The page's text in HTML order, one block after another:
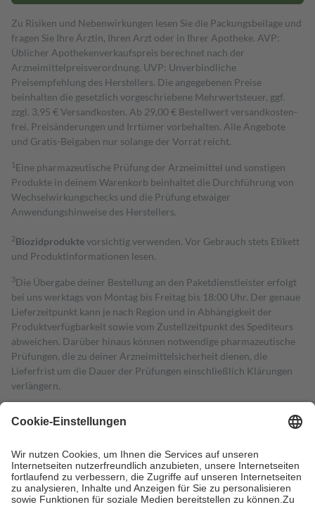
Zu Risiken und Nebenwirkungen lesen Sie die Packungsbeilage und
fragen Sie Ihre Ärztin, Ihren Arzt oder in Ihrer Apotheke. AVP:
Üblicher Apothekenverkaufspreis berechnet nach der
Arzneimittelpreisverordnung. UVP: Unverbindliche
Preisempfehlung des Herstellers. Die angegebenen Preise
beinhalten die gesetzlich vorgeschriebene Mehrwertsteuer, ggf.
zzgl. 3,95 € Versandkosten. Ab 29,00 € Bestell­wert versand­kosten­
frei. Preisänderungen und Irrtümer vorbehalten. Alle Angebote
und Gratis-Beigaben nur solange der Vorrat reicht.
1 Eine pharmazeutische Prüfung der Arzneimittel und sonstigen
Produkte in deinem Warenkorb beinhaltet die Durchführung von
Wechselwirkungschecks und die Prüfung etwaiger
Anwendungshinweise des Herstellers.
2Biozidproduktevorsichtig verwenden. Vor Gebrauch stets Etikett
und Produktinformationen lesen.
3Die Übergabe deiner Bestellung an den Paketdienstleister erfolgt
bei uns werktags von Montag bis Freitag bis 18:00 Uhr. Der genaue
Lieferzeitpunkt kann je nach Region und in Abhängigkeit der
Produktverfügbarkeit sowie vom Zustellzeitpunkt des Spediteurs
abweichen. Darüber hinaus können notwendige pharmazeutische
Prüfungen, die zu deiner Arzneimittelsicherheit dienen, die
Lieferfrist um die Dauer der Prüfungen einschließlich Klärungen
verlängern.
Rezept aus und der Patient erhält sie in der Apotheke. Die
Kosten dafür, der Versicherte trägt einen Teil davon als Zuzahlung
mit.
Grundsätzlich leisten Mitglieder Zuzahlungen in Höhe von zehn
Prozent des Abgabepreises,mindestensjedochfünf Euround